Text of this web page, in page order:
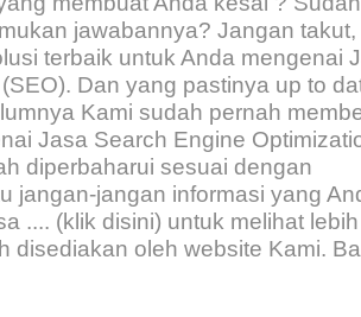
jawabannya? Jangan
terbaik untuk Anda mengenai
Dan yang pastinya up to
Kami sudah pernah
Jasa Search Engine
diperbaharui sesuai dengan
jangan-jangan informasi yang
.... (klik disini) untuk melihat
disediakan oleh website Kami.